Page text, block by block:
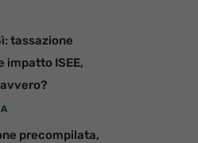
tassazione
impatto ISEE,
precompilata,